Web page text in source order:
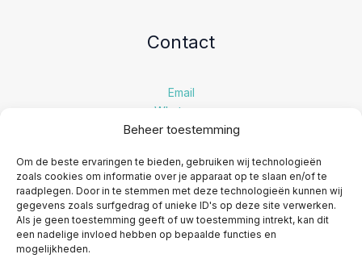
Beheer toestemming
Om de beste ervaringen te bieden, gebruiken wij technologieën
zoals cookies om informatie over je apparaat op te slaan en/of te
raadplegen. Door in te stemmen met deze technologieën kunnen wij
gegevens zoals surfgedrag of unieke ID's op deze site verwerken.
Als je geen toestemming geeft of uw toestemming intrekt, kan dit
een nadelige invloed hebben op bepaalde functies en
mogelijkheden.
Contact
Email
Whatsapp
LinkedIn
Facebook